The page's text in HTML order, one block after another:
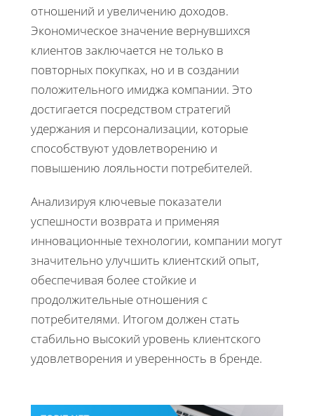
отношений и увеличению доходов.
Экономическое значение вернувшихся
клиентов заключается не только в
повторных покупках, но и в создании
положительного имиджа компании. Это
достигается посредством стратегий
удержания и персонализации, которые
способствуют удовлетворению и
повышению лояльности потребителей.
Анализируя ключевые показатели
успешности возврата и применяя
инновационные технологии, компании могут
значительно улучшить клиентский опыт,
обеспечивая более стойкие и
продолжительные отношения с
потребителями. Итогом должен стать
стабильно высокий уровень клиентского
удовлетворения и уверенность в бренде.